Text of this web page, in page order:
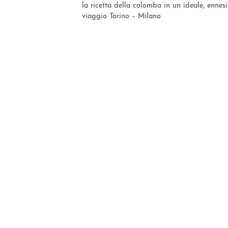
la ricetta della colomba in un ideale,
viaggio Torino – Milano